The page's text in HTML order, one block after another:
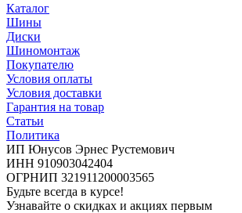
Каталог
Шины
Диски
Шиномонтаж
Покупателю
Условия оплаты
Условия доставки
Гарантия на товар
Статьи
Политика
ИП Юнусов Эрнес Рустемович
ИНН 910903042404
ОГРНИП 321911200003565
Будьте всегда в курсе!
Узнавайте о скидках и акциях первым